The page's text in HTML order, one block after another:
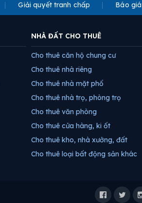
Giải quyết tranh chấp Báo giá
NHÀ ĐẤT CHO THUÊ
Cho thuê căn hộ chung cư
Cho thuê nhà riêng
Cho thuê nhà mặt phố
Cho thuê nhà trọ, phòng trọ
Cho thuê văn phòng
Cho thuê cửa hàng, ki ốt
Cho thuê kho, nhà xưởng, đất
Cho thuê loại bất động sản khác